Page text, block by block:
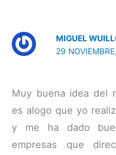
MIGUEL
29
Muy buena idea del
es alogo que yo
y me ha dado
empresas que